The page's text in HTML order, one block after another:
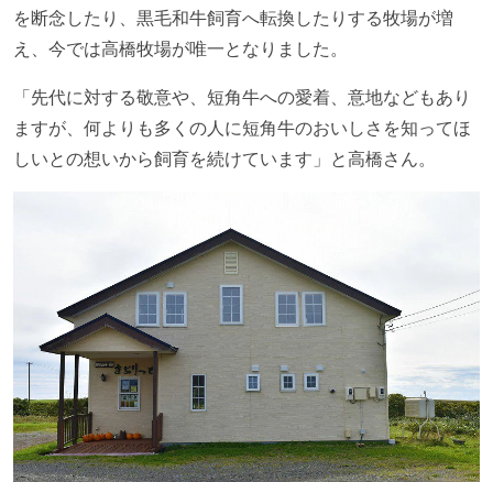
を断念したり、黒毛和牛飼育へ転換したりする牧場が増
え、今では高橋牧場が唯一となりました。
「先代に対する敬意や、短角牛への愛着、意地などもあり
ますが、何よりも多くの人に短角牛のおいしさを知ってほ
しいとの想いから飼育を続けています」と高橋さん。